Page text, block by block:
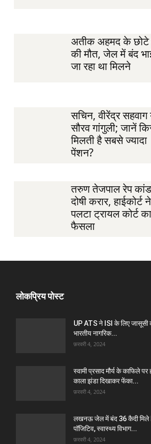
अतीक अहमद के छोटे
की मौत, जेल में बंद
जा रहा था मिलने
सचिन, वीरेंद्र सहवाग
सौरव गांगुली; जानें
मिलती है सबसे ज्यादा
पेंशन?
तरुण तेजपाल रेप
दोषी करार, हाईकोर्ट ने
पलटा ट्रायल कोर्ट का
फैसला
लोकप्रिय पोस्ट
UP ATS ने ISI के लिए जासूसी
भारतीय नागरिक...
फ़रवरी 4, 2024
स्वामी प्रसाद मौर्य के काफिले पर
काला झंडा दिखाकर फेंका...
फ़रवरी 4, 2024
लखनऊ जेल में बंद 36 कैदी मिले
पॉजिटिव, स्वास्थ्य विभाग...
फ़रवरी 4, 2024